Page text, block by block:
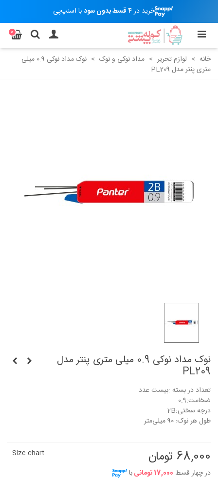
خرید در۴ قسط بدون سود با اسنپ‌پی
0
خانه > لوازم تحریر > مداد نوکی و نوک >
نوک مداد نوکی 0.9 میلی
متری پنتر مدل PL209
نوک مداد نوکی 0.9 میلی متری پنتر مدل
PL209
تعداد در بسته :بیست عدد
ضخامت:0.9
درجه سختی:2B
طول هر نوک: 90 میلی‌متر
68,000 تومان
در چهار قسط 17,000 تومانی با
Size chart